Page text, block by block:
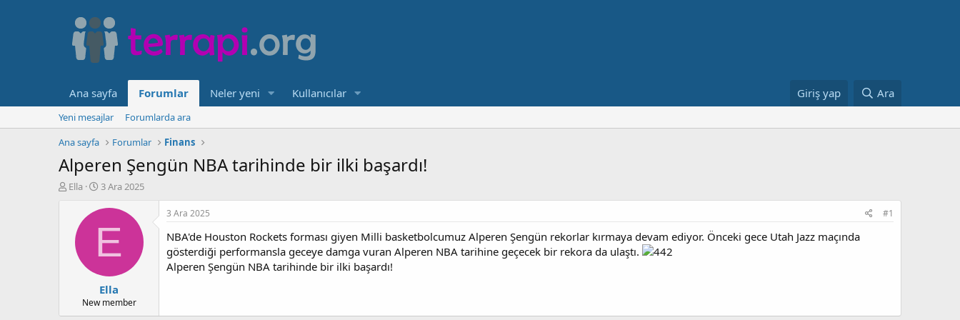
Ana sayfa Forumlar Neler yeni Kullanıcılar Giriş yap Ara
Yeni mesajlar
Forumlarda ara
Ana sayfa
Forumlar Finans
Alperen Şengün NBA tarihinde bir ilki başardı!
K
l
Ella
B
ş
a
n
ı
ç
t
a
3 Ara 2025
E
Ella
New member
3 Ara 2025 #1
NBA'de Houston Rockets forması giyen Milli basketbolcumuz Alperen Şengün rekorlar kırmaya devam ediyor. Önceki gece Utah Jazz maçında
gösterdiği performansla geceye damga vuran Alperen NBA tarihine geçecek bir rekora da ulaştı.
Alperen Şengün NBA tarihinde bir ilki başardı!